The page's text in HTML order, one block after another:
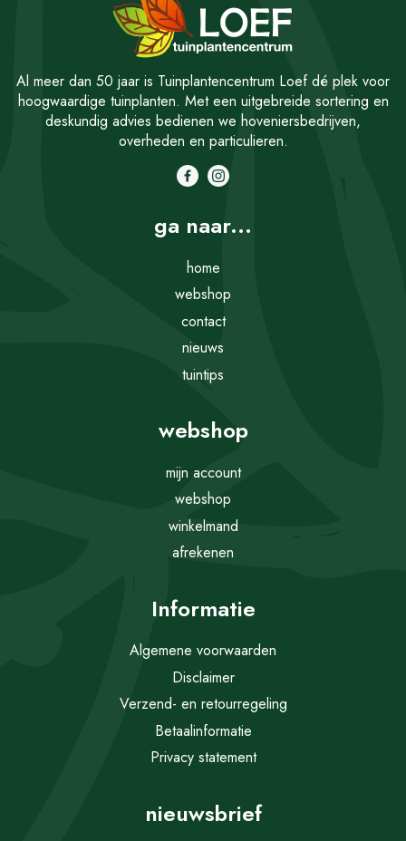
Al meer dan 50 jaar is Tuinplantencentrum Loef dé plek voor
hoogwaardige tuinplanten. Met een uitgebreide sortering en
deskundig advies bedienen we hoveniersbedrijven,
overheden en particulieren.
ga naar...
home
webshop
contact
nieuws
tuintips
webshop
mijn account
webshop
winkelmand
afrekenen
Informatie
Algemene voorwaarden
Disclaimer
Verzend- en retourregeling
Betaalinformatie
Privacy statement
nieuwsbrief